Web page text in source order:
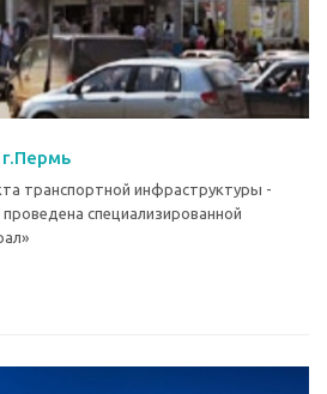
транспортной инфраструктуры -
специализированной